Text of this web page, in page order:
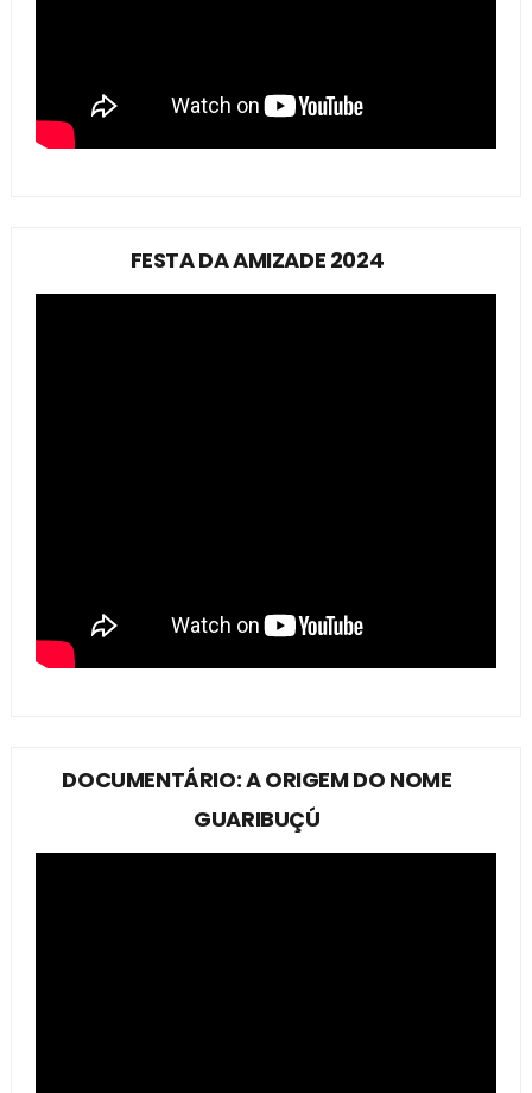
FESTA DA AMIZADE 2024
DOCUMENTÁRIO: A ORIGEM DO NOME
GUARIBUÇÚ